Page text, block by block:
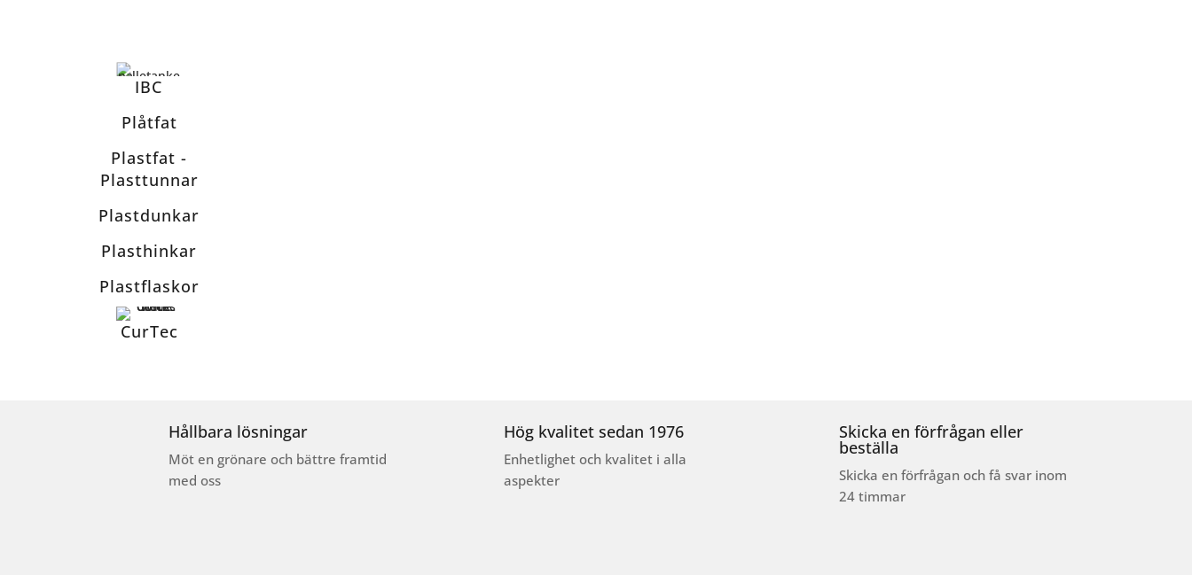
IBC
Plåtfat
Plastfat -
Plasttunnar
Plastdunkar
Plasthinkar
Plastflaskor
CurTec
Hållbara lösningar
Möt en grönare och bättre framtid
med oss
Hög kvalitet sedan 1976
Enhetlighet och kvalitet i alla
aspekter
Skicka en förfrågan eller
beställa
Skicka en förfrågan och få svar inom
24 timmar